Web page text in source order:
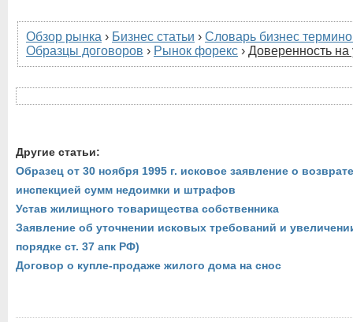
Обзор рынка › Бизнес статьи › Словарь бизнес
Образцы договоров › Рынок форекс › Доверенность
Другие статьи:
Образец от 30 ноября 1995 г. исковое заявление о
инспекцией сумм недоимки и штрафов
Устав жилищного товарищества собственника
Заявление об уточнении исковых требований и
порядке ст. 37 апк РФ)
Договор о купле-продаже жилого дома на снос